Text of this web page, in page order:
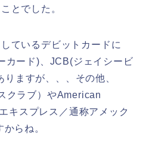
とでした。
ているデビットカードに
カード)、JCB(ジェイシービ
ますが、、、その他、
クラブ）やAmerican
キスプレス／通称アメック
らね。